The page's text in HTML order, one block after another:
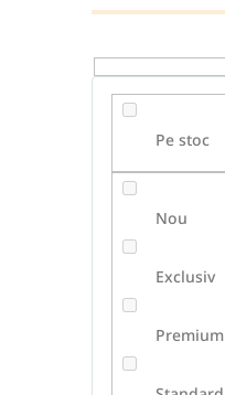
Pe stoc
Nou
Exclusiv
Premium